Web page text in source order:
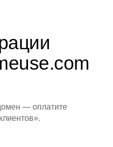
— оплатите